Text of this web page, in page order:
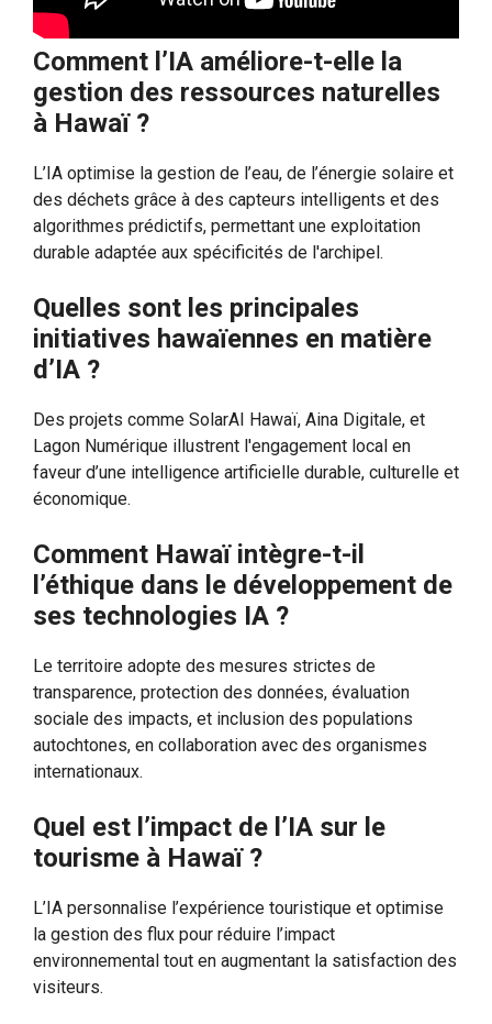
Comment l’IA améliore-t-elle la
gestion des ressources naturelles
à Hawaï ?
L’IA optimise la gestion de l’eau, de l’énergie solaire et
des déchets grâce à des capteurs intelligents et des
algorithmes prédictifs, permettant une exploitation
durable adaptée aux spécificités de l'archipel.
Quelles sont les principales
initiatives hawaïennes en matière
d’IA ?
Des projets comme SolarAI Hawaï, Aina Digitale, et
Lagon Numérique illustrent l'engagement local en
faveur d’une intelligence artificielle durable, culturelle et
économique.
Comment Hawaï intègre-t-il
l’éthique dans le développement de
ses technologies IA ?
Le territoire adopte des mesures strictes de
transparence, protection des données, évaluation
sociale des impacts, et inclusion des populations
autochtones, en collaboration avec des organismes
internationaux.
Quel est l’impact de l’IA sur le
tourisme à Hawaï ?
L’IA personnalise l’expérience touristique et optimise
la gestion des flux pour réduire l’impact
environnemental tout en augmentant la satisfaction des
visiteurs.